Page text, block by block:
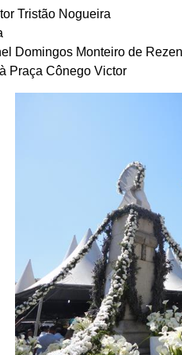
Tristão Nogueira
Domingos Monteiro de
Praça Cônego Victor